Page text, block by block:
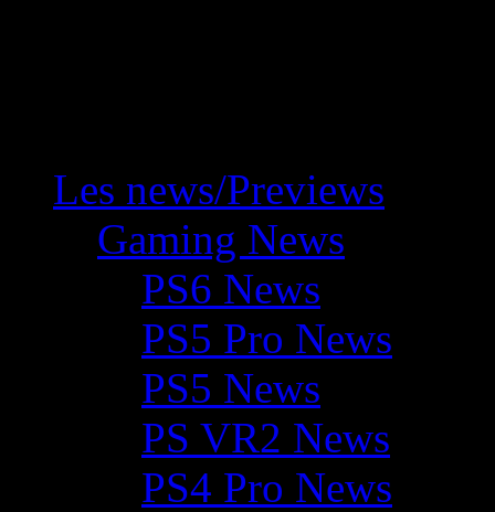
Les news/Previews
Gaming News
PS6 News
PS5 Pro News
PS5 News
PS VR2 News
PS4 Pro News